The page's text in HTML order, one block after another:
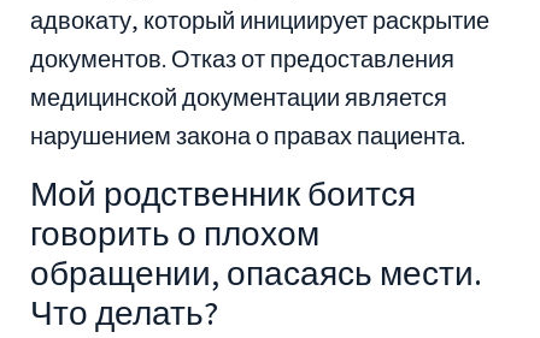
адвокату, который инициирует раскрытие
документов. Отказ от предоставления
медицинской документации является
нарушением закона о правах пациента.
Мой родственник боится
говорить о плохом
обращении, опасаясь мести.
Что делать?